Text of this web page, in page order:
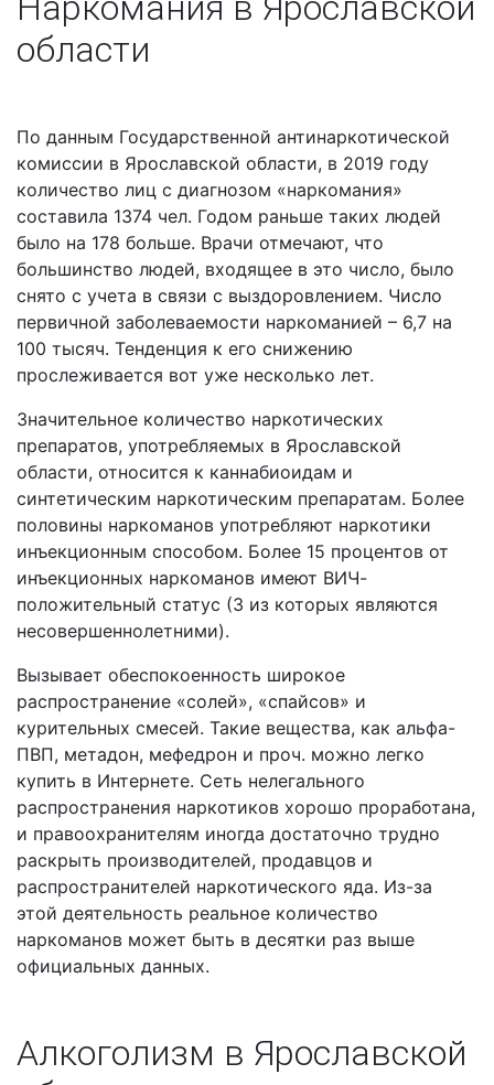
области
По данным Государственной антинаркотической
комиссии в Ярославской области, в 2019 году
количество лиц с диагнозом «наркомания»
составила 1374 чел. Годом раньше таких людей
было на 178 больше. Врачи отмечают, что
большинство людей, входящее в это число, было
снято с учета в связи с выздоровлением. Число
первичной заболеваемости наркоманией – 6,7 на
100 тысяч. Тенденция к его снижению
прослеживается вот уже несколько лет.
Значительное количество наркотических
препаратов, употребляемых в Ярославской
области, относится к каннабиоидам и
синтетическим наркотическим препаратам. Более
половины наркоманов употребляют наркотики
инъекционным способом. Более 15 процентов от
инъекционных наркоманов имеют ВИЧ-
положительный статус (3 из которых являются
несовершеннолетними).
Вызывает обеспокоенность широкое
распространение «солей», «спайсов» и
курительных смесей. Такие вещества, как альфа-
ПВП, метадон, мефедрон и проч. можно легко
купить в Интернете. Сеть нелегального
распространения наркотиков хорошо проработана,
и правоохранителям иногда достаточно трудно
раскрыть производителей, продавцов и
распространителей наркотического яда. Из-за
этой деятельность реальное количество
наркоманов может быть в десятки раз выше
официальных данных.
Алкоголизм в Ярославской